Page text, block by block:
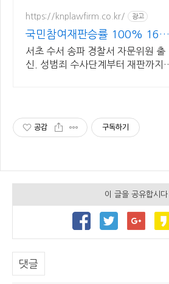
요.
https://knplawfirm.co.kr/ 광고
국민참여재판승률 100% 16년
차파트너변호사 직접상담
서초 수서 송파 경찰서 자문위원 출
신. 성범죄 수사단계부터 재판까지
공감 구독하기
이 글을 공유합시다
댓글